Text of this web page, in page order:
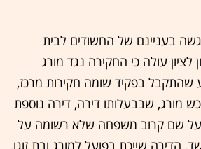
בעניינם של החשודים לבית
עולה כי החקירה נגד מורג
שהתקבל בפקיד שומה חקירות מרכז,
בשנת 2013 רכש מורג, שבבעלותו דירה, דירה נוספת
על שם קרוב משפחה שלא רשומה על